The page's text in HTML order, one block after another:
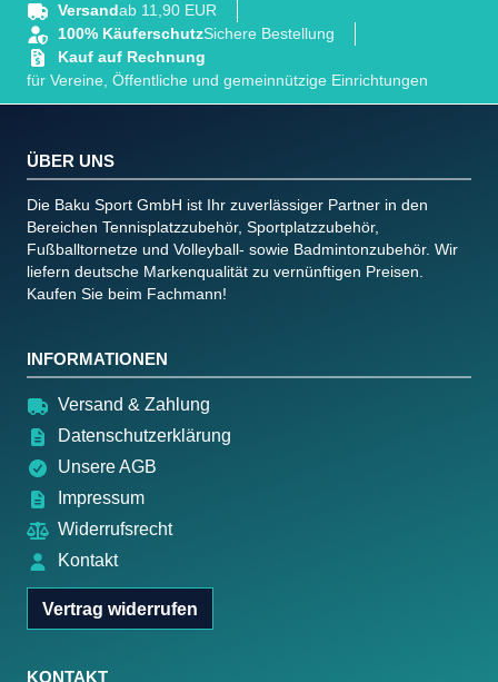
Versandab 11,90 EUR
100% KäuferschutzSichere Bestellung
Kauf auf Rechnung
für Vereine, Öffentliche und gemeinnützige Einrichtungen
ÜBER UNS
Die Baku Sport GmbH ist Ihr zuverlässiger Partner in den
Bereichen Tennisplatzzubehör, Sportplatzzubehör,
Fußballtornetze und Volleyball- sowie Badmintonzubehör. Wir
liefern deutsche Markenqualität zu vernünftigen Preisen.
Kaufen Sie beim Fachmann!
INFORMATIONEN
Versand & Zahlung
Datenschutzerklärung
Unsere AGB
Impressum
Widerrufsrecht
Kontakt
Vertrag widerrufen
KONTAKT